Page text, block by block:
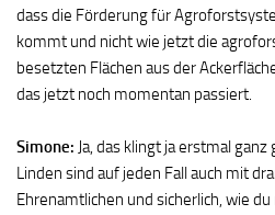
dass die Förderung für
kommt und nicht wie jetzt die
besetzten Flächen aus der
das jetzt noch momentan passiert.
Simone: Ja, das klingt ja erstmal
Linden sind auf jeden Fall auch mit
Ehrenamtlichen und sicherlich, wie